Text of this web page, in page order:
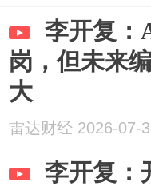
李开复：
岗，但未来
大
雷达财经 2026-07-
李开复：